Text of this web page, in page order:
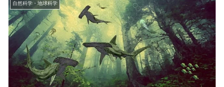
自然科学・地球科学